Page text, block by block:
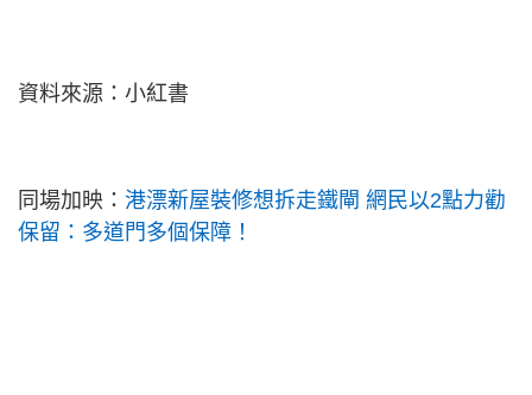
資料來源：小紅書
同場加映： 港漂新屋裝修想拆走鐵閘 網民以2點力勸
保留：多道門多個保障！